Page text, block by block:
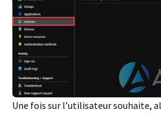
Une fois sur l’utilisateur souhaite,